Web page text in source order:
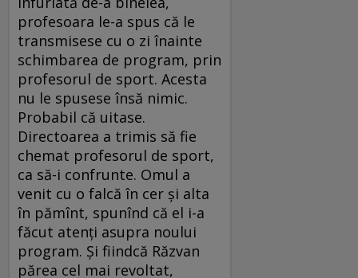
profesoara le-a spus că le
transmisese cu o zi înainte
schimbarea de program, prin
profesorul de sport. Acesta
nu le spusese însă nimic.
Probabil că uitase.
Directoarea a trimis să fie
chemat profesorul de sport,
ca să-i confrunte. Omul a
venit cu o falcă în cer și alta
în pămînt, spunînd că el i-a
făcut atenți asupra noului
program. Și fiindcă Răzvan
părea cel mai revoltat,